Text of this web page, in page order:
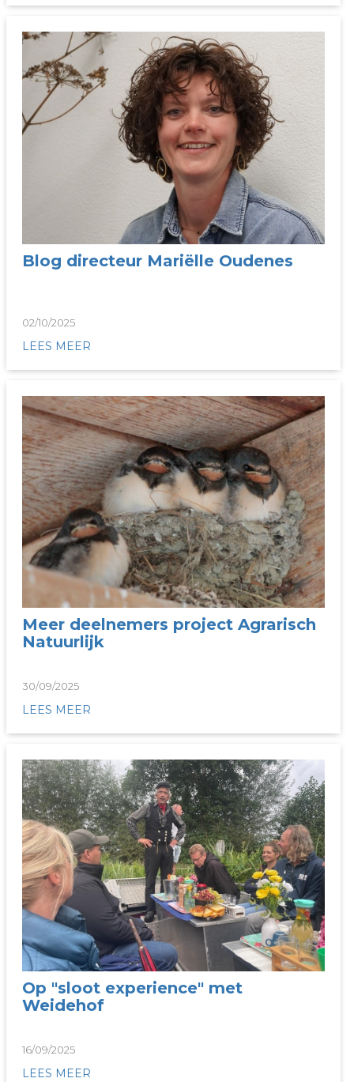
Blog directeur Mariëlle Oudenes
02/10/2025
LEES MEER
Meer deelnemers project Agrarisch
Natuurlijk
30/09/2025
LEES MEER
Op "sloot experience" met
Weidehof
16/09/2025
LEES MEER